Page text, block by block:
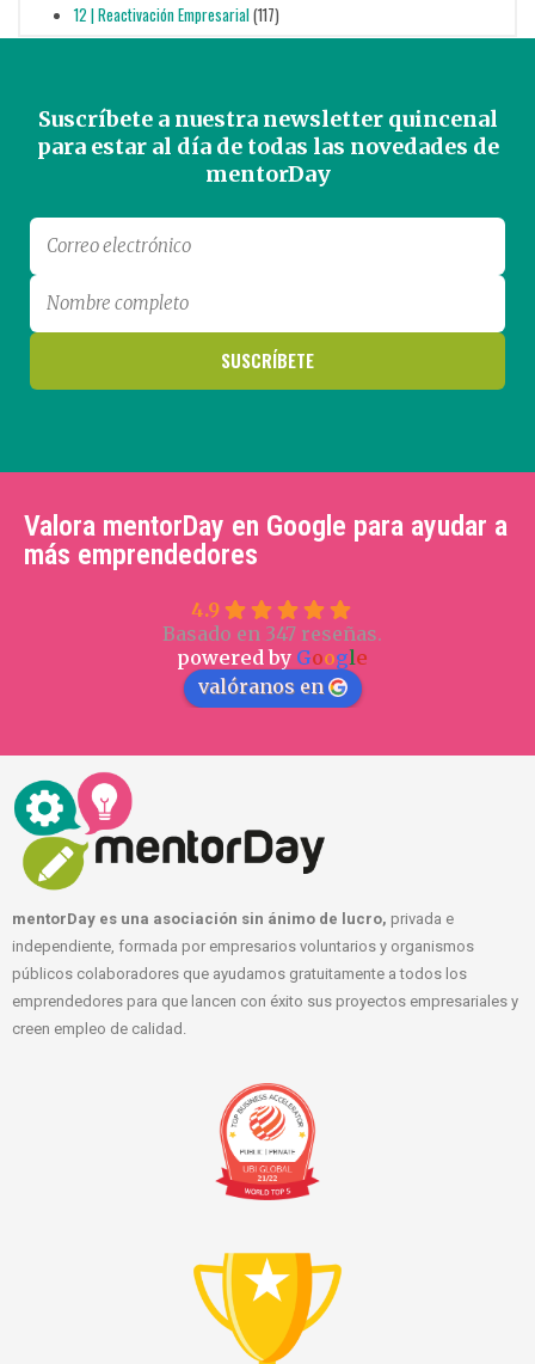
12 | Reactivación Empresarial(117)
Suscríbete a nuestra newsletter quincenal
para estar al día de todas las novedades de
mentorDay
Valora mentorDay en Google para ayudar a
más emprendedores
4.9
Basado en 347 reseñas.
powered by Google
valóranos en
mentorDay es una asociación sin ánimo de lucro, privada e
independiente, formada por empresarios voluntarios y organismos
públicos colaboradores que ayudamos gratuitamente a todos los
emprendedores para que lancen con éxito sus proyectos empresariales y
creen empleo de calidad.